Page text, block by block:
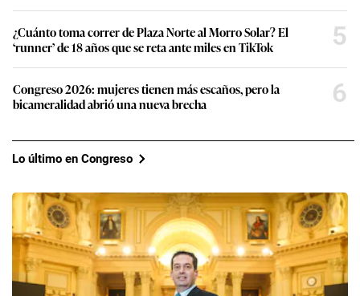
¿Cuánto toma correr de Plaza Norte al Morro Solar? El
‘runner’ de 18 años que se reta ante miles en TikTok
5
Congreso 2026: mujeres tienen más escaños, pero la
bicameralidad abrió una nueva brecha
6
Lo último en Congreso